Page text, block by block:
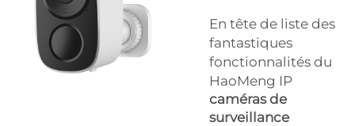
En tête de liste des
fantastiques
fonctionnalités du
HaoMeng IP
caméras de
surveillance